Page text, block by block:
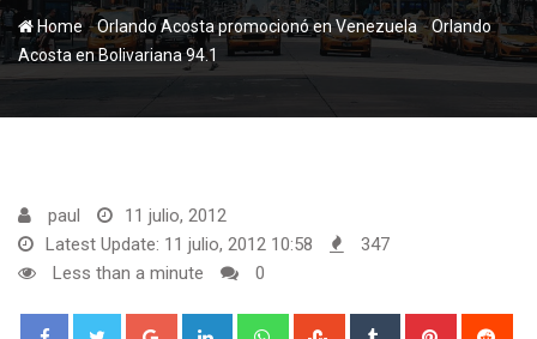
Home- -Orlando
Acosta en Bolivariana 94.1
paul
11 julio, 2012
Latest Update: 11 julio, 2012 10:58
347
Less than a minute
0
Google+ LinkedIn WhatsappStumbleUpon
Tumblr Pinterest